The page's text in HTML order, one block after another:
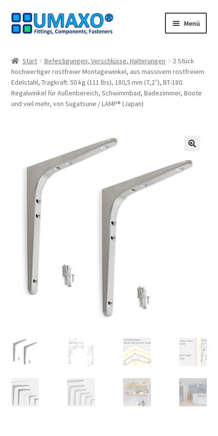
Zur
Navigation
Zum
Inhalt
Menü
AGB
Datenschutz
Mein Konto
Unsere Partner
Versand
Vertrag widerrufen
Start Befestigungen, Verschlüsse, Halterungen
2 Stück
hochwertiger rostfreier Montagewinkel, aus massivem rostfreiem
Edelstahl, Tragkraft: 50 kg (111 lbs), 180,5 mm (7,2″), BT-180.
Regalwinkel für Außenbereich, Schwimmbad, Badezimmer, Boote
und viel mehr, von Sugatsune / LAMP® (Japan)
🔍